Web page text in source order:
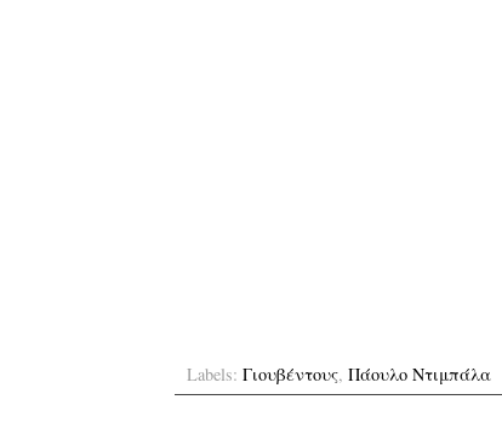
Labels: Γιουβέντους, Πάουλο Ντιμπάλα